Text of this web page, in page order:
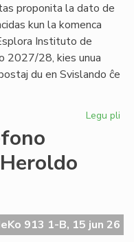
proponita la dato de
kun la komenca
Instituto de
2027/28, kies unua
du en Svislando ĉe
Legu pli
en
913 1-B, 15 jun 26